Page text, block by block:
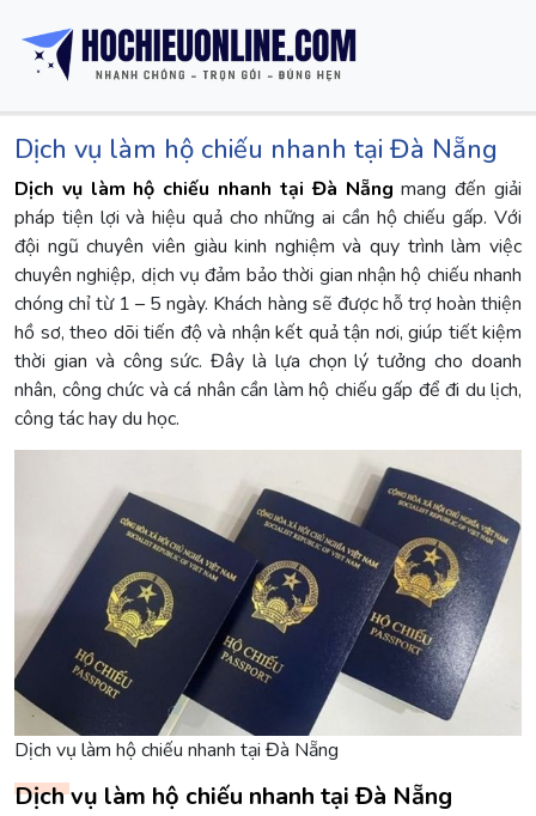
Dịch vụ làm hộ chiếu nhanh tại Đà Nẵng
Dịch vụ làm hộ chiếu nhanh tại Đà Nẵng mang đến giải
pháp tiện lợi và hiệu quả cho những ai cần hộ chiếu gấp. Với
đội ngũ chuyên viên giàu kinh nghiệm và quy trình làm việc
chuyên nghiệp, dịch vụ đảm bảo thời gian nhận hộ chiếu nhanh
chóng chỉ từ 1 – 5 ngày. Khách hàng sẽ được hỗ trợ hoàn thiện
hồ sơ, theo dõi tiến độ và nhận kết quả tận nơi, giúp tiết kiệm
thời gian và công sức. Đây là lựa chọn lý tưởng cho doanh
nhân, công chức và cá nhân cần làm hộ chiếu gấp để đi du lịch,
công tác hay du học.
Dịch vụ làm hộ chiếu nhanh tại Đà Nẵng
Dịch vụ làm hộ chiếu nhanh tại Đà Nẵng